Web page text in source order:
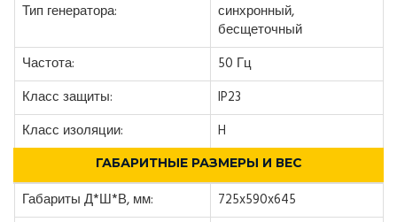
Тип генератора:
синхронный,
бесщеточный
Частота:
50 Гц
Класс защиты:
IP23
Класс изоляции:
H
ГАБАРИТНЫЕ РАЗМЕРЫ И ВЕС
Габариты Д*Ш*В, мм:
725x590x645